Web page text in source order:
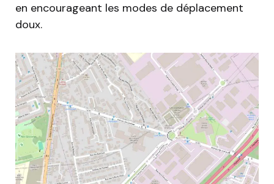
en encourageant les modes de déplacement
doux.